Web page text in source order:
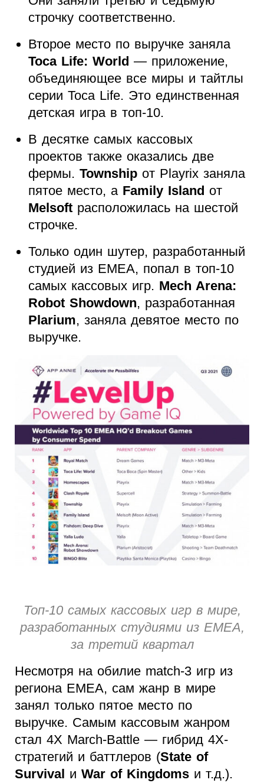
строчку соответственно.
Второе место по выручке заняла
Toca Life: World — приложение,
объединяющее все миры и тайтлы
серии Toca Life. Это единственная
детская игра в топ-10.
В десятке самых кассовых
проектов также оказались две
фермы. Township от Playrix заняла
пятое место, а Family Island от
Melsoft расположилась на шестой
строчке.
Только один шутер, разработанный
студией из EMEA, попал в топ-10
самых кассовых игр. Mech Arena:
Robot Showdown, разработанная
Plarium, заняла девятое место по
выручке.
Топ-10 самых кассовых игр в мире,
разработанных студиями из EMEA,
за третий квартал
Несмотря на обилие match-3 игр из
региона EMEA, сам жанр в мире
занял только пятое место по
выручке. Самым кассовым жанром
стал 4X March-Battle — гибрид 4X-
стратегий и баттлеров (State of
Survival и War of Kingdoms и т.д.).